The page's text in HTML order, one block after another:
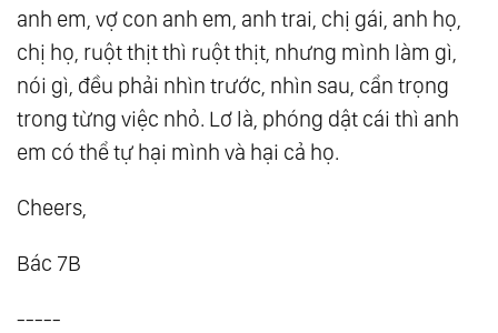
anh em, vợ con anh em, anh trai, chị gái, anh họ,
chị họ, ruột thịt thì ruột thịt, nhưng mình làm gì,
nói gì, đều phải nhìn trước, nhìn sau, cẩn trọng
trong từng việc nhỏ. Lơ là, phóng dật cái thì anh
em có thể tự hại mình và hại cả họ.
Cheers,
Bác 7B
-----